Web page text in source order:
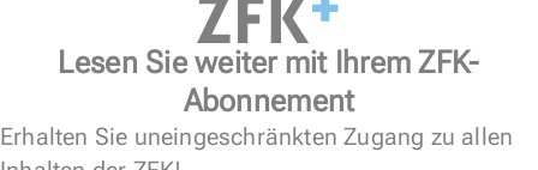
Lesen Sie weiter mit Ihrem ZFK-
Abonnement
Erhalten Sie uneingeschränkten Zugang zu allen